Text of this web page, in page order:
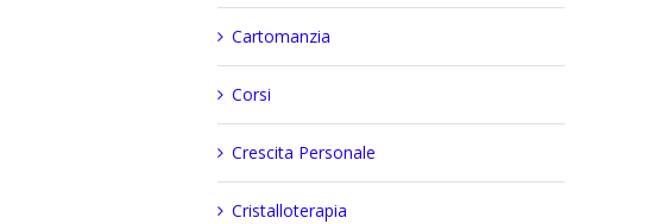
Cartomanzia
Corsi
Crescita Personale
Cristalloterapia